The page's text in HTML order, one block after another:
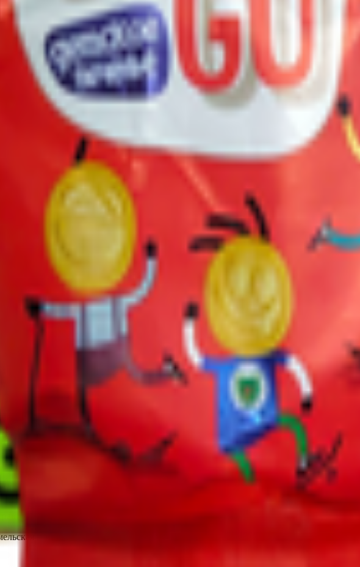
«Кондитерская фабрика «Витьба»
Витебская обл., Оршанский район, Р-76, 18 км.. 1; 210038, Республика
№ 490314725 от 30.05.2003г выдано Гомельским облисполкомом
обл., г. Жлобин, ул. Козлова 2-А